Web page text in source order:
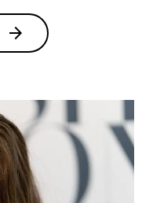
arrow_forward